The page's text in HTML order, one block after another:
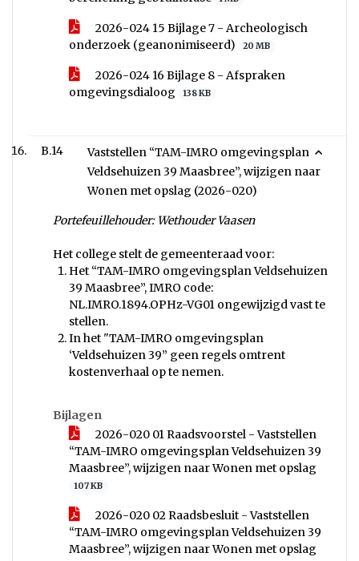
2026-024 15 Bijlage 7 - Archeologisch
onderzoek (geanonimiseerd)
20 MB
2026-024 16 Bijlage 8 - Afspraken
omgevingsdialoog
138 KB
B.14
Vaststellen “TAM-IMRO omgevingsplan
Veldsehuizen 39 Maasbree”, wijzigen naar
Wonen met opslag (2026-020)
Portefeuillehouder: Wethouder Vaasen
Het college stelt de gemeenteraad voor:
Het “TAM-IMRO omgevingsplan Veldsehuizen
39 Maasbree”, IMRO code:
NL.IMRO.1894.OPHz-VG01 ongewijzigd vast te
stellen.
In het "TAM-IMRO omgevingsplan
‘Veldsehuizen 39” geen regels omtrent
kostenverhaal op te nemen.
Bijlagen
2026-020 01 Raadsvoorstel - Vaststellen
“TAM-IMRO omgevingsplan Veldsehuizen 39
Maasbree”, wijzigen naar Wonen met opslag
107 KB
2026-020 02 Raadsbesluit - Vaststellen
“TAM-IMRO omgevingsplan Veldsehuizen 39
Maasbree”, wijzigen naar Wonen met opslag